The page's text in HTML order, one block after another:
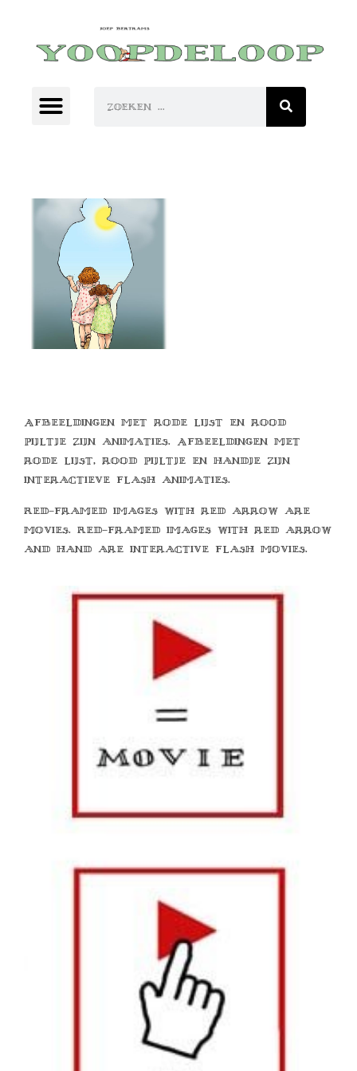
Afbeeldingen met rode lijst en rood
pijltje zijn animaties. Afbeeldingen met
rode lijst, rood pijltje en handje zijn
interactieve flash animaties.
Red-framed images with red arrow are
movies. Red-framed images with red arrow
and hand are interactive flash movies.